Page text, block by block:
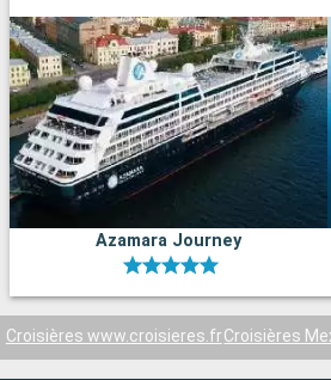
Azamara Journey
Croisières www.croisieres.frCroisières